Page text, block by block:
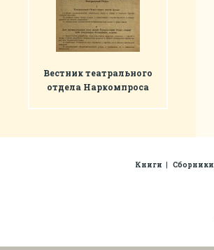
Вестник театрального
отдела Наркомпроса
Книги Сборники